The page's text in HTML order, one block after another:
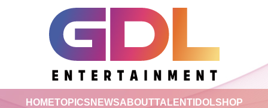
HOMETOPICS NEWSABOUTTALENTIDOLSHOP